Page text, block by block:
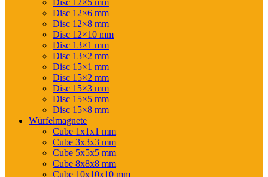
Disc 12×5 mm
Disc 12×6 mm
Disc 12×8 mm
Disc 12×10 mm
Disc 13×1 mm
Disc 13×2 mm
Disc 15×1 mm
Disc 15×2 mm
Disc 15×3 mm
Disc 15×5 mm
Disc 15×8 mm
Würfelmagnete
Cube 1x1x1 mm
Cube 3x3x3 mm
Cube 5x5x5 mm
Cube 8x8x8 mm
Cube 10x10x10 mm